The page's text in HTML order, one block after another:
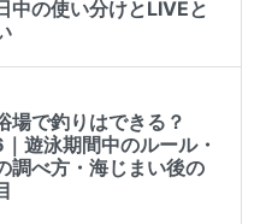
中の使い分けとLIVEと
場で釣りはできる？
遊泳期間中のルール・
調べ方・海じまい後の